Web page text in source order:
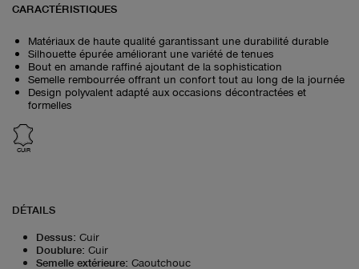
CARACTÉRISTIQUES
Matériaux de haute qualité garantissant une durabilité durable
Silhouette épurée améliorant une variété de tenues
Bout en amande raffiné ajoutant de la sophistication
Semelle rembourrée offrant un confort tout au long de la journée
Design polyvalent adapté aux occasions décontractées et
formelles
CUIR
DÉTAILS
Dessus: Cuir
Doublure: Cuir
Semelle extérieure: Caoutchouc